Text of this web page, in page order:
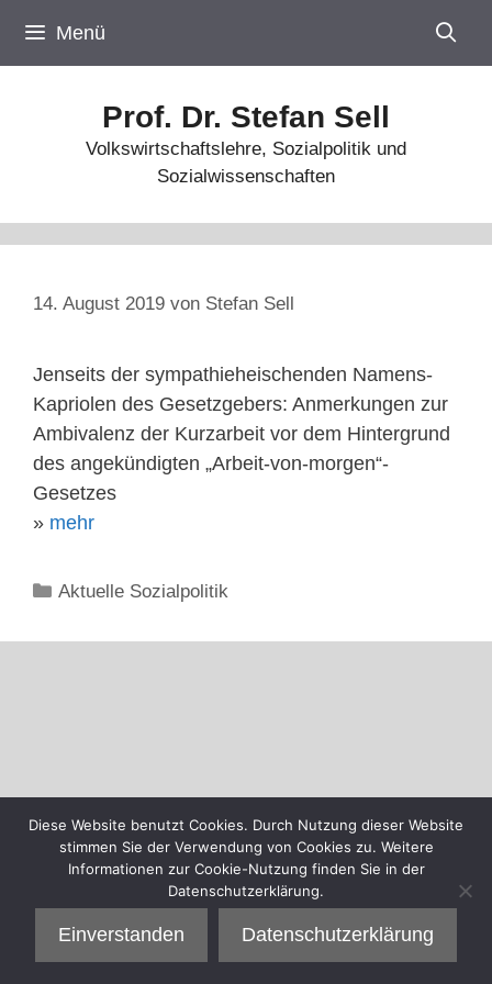
Inhalt
springen
Menü
Prof. Dr. Stefan Sell
Volkswirtschaftslehre, Sozialpolitik und
Sozialwissenschaften
14. August 2019 von Stefan Sell
Jenseits der sympathieheischenden Namens-
Kapriolen des Gesetzgebers: Anmerkungen zur
Ambivalenz der Kurzarbeit vor dem Hintergrund
des angekündigten „Arbeit-von-morgen“-
Gesetzes
» mehr
Kategorien
Aktuelle Sozialpolitik
Diese Website benutzt Cookies. Durch Nutzung dieser Website
stimmen Sie der Verwendung von Cookies zu. Weitere
Informationen zur Cookie-Nutzung finden Sie in der
Datenschutzerklärung.
Einverstanden Datenschutzerklärung